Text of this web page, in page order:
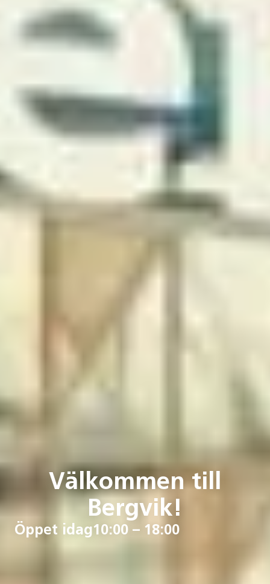
Välkommen till
Bergvik!
Öppet idag10:00 – 18:00